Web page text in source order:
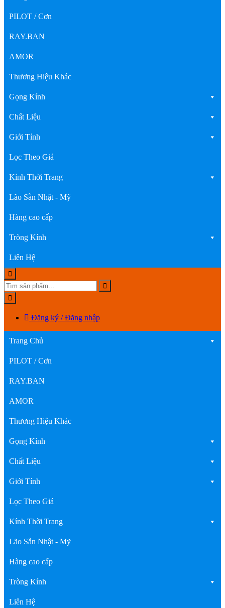
PILOT / Cơn
RAY.BAN
AMOR
Thương Hiệu Khác
Gọng Kính
Chất Liệu
Giới Tính
Lọc Theo Giá
Kính Thời Trang
Lão Sẵn Nhật - Mỹ
Hàng cao cấp
Tròng Kính
Liên Hệ
Đăng ký / Đăng nhập
Trang Chủ
PILOT / Cơn
RAY.BAN
AMOR
Thương Hiệu Khác
Gọng Kính
Chất Liệu
Giới Tính
Lọc Theo Giá
Kính Thời Trang
Lão Sẵn Nhật - Mỹ
Hàng cao cấp
Tròng Kính
Liên Hệ